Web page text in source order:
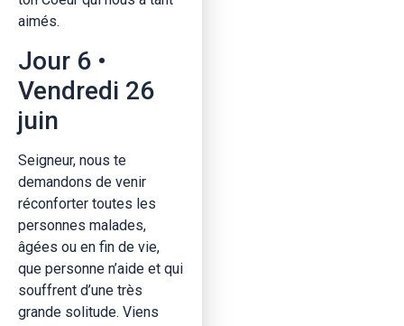
aimés.
Jour 6 •
Vendredi 26
juin
Seigneur, nous te
demandons de venir
réconforter toutes les
personnes malades,
âgées ou en fin de vie,
que personne n’aide et qui
souffrent d’une très
grande solitude. Viens